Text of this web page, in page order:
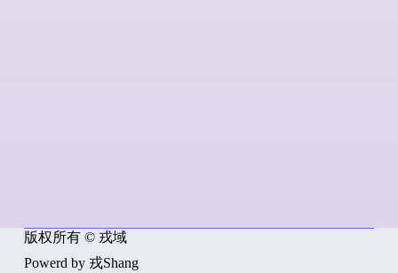
版权所有 © 戎域
Powerd by 戎Shang